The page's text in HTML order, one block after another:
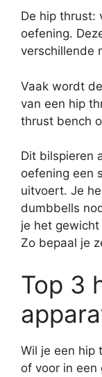
De hip thrust:
oefening.
verschillende
Vaak wordt
van een hip
thrust bench
Dit bilspieren
oefening een
uitvoert. Je
dumbbells
je het
Zo bepaal je
Top 3
Wil je een hip
of voor in een